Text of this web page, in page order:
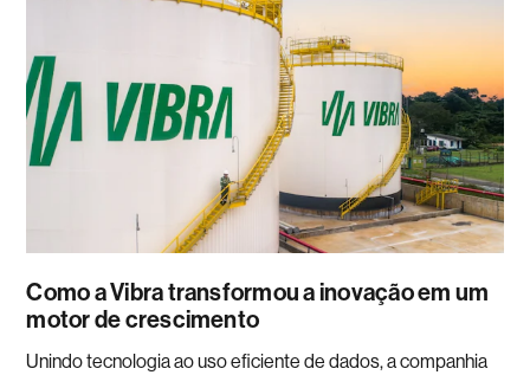
Como a Vibra transformou a inovação em um
motor de crescimento
Unindo tecnologia ao uso eficiente de dados, a companhia